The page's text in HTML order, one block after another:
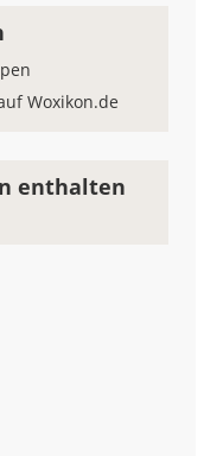
Woxikon.de
enthalten